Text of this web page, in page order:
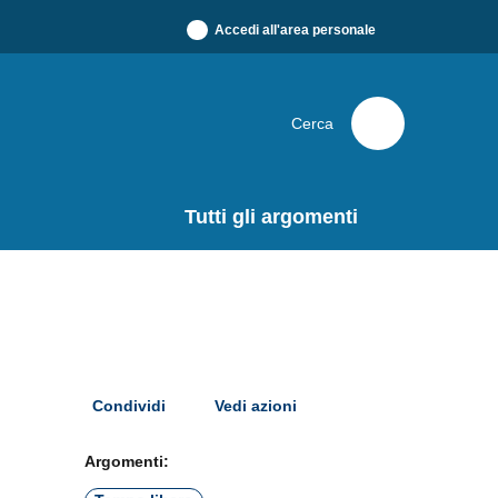
Accedi all'area personale
Cerca
Tutti gli argomenti
Condividi Vedi azioni
Argomenti: